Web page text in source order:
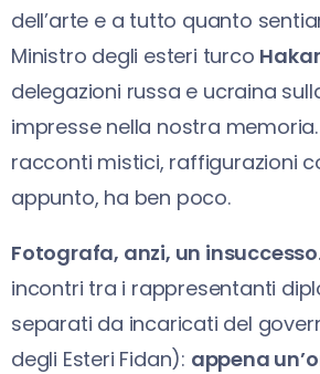
dell’arte e a tutto quanto
Ministro degli esteri turco
delegazioni russa e ucraina
impresse nella nostra
racconti mistici, raffigurazioni
appunto, ha ben poco.
Fotografa, anzi, un insuccesso
incontri tra i rappresentanti
separati da incaricati del
degli Esteri Fidan): appena